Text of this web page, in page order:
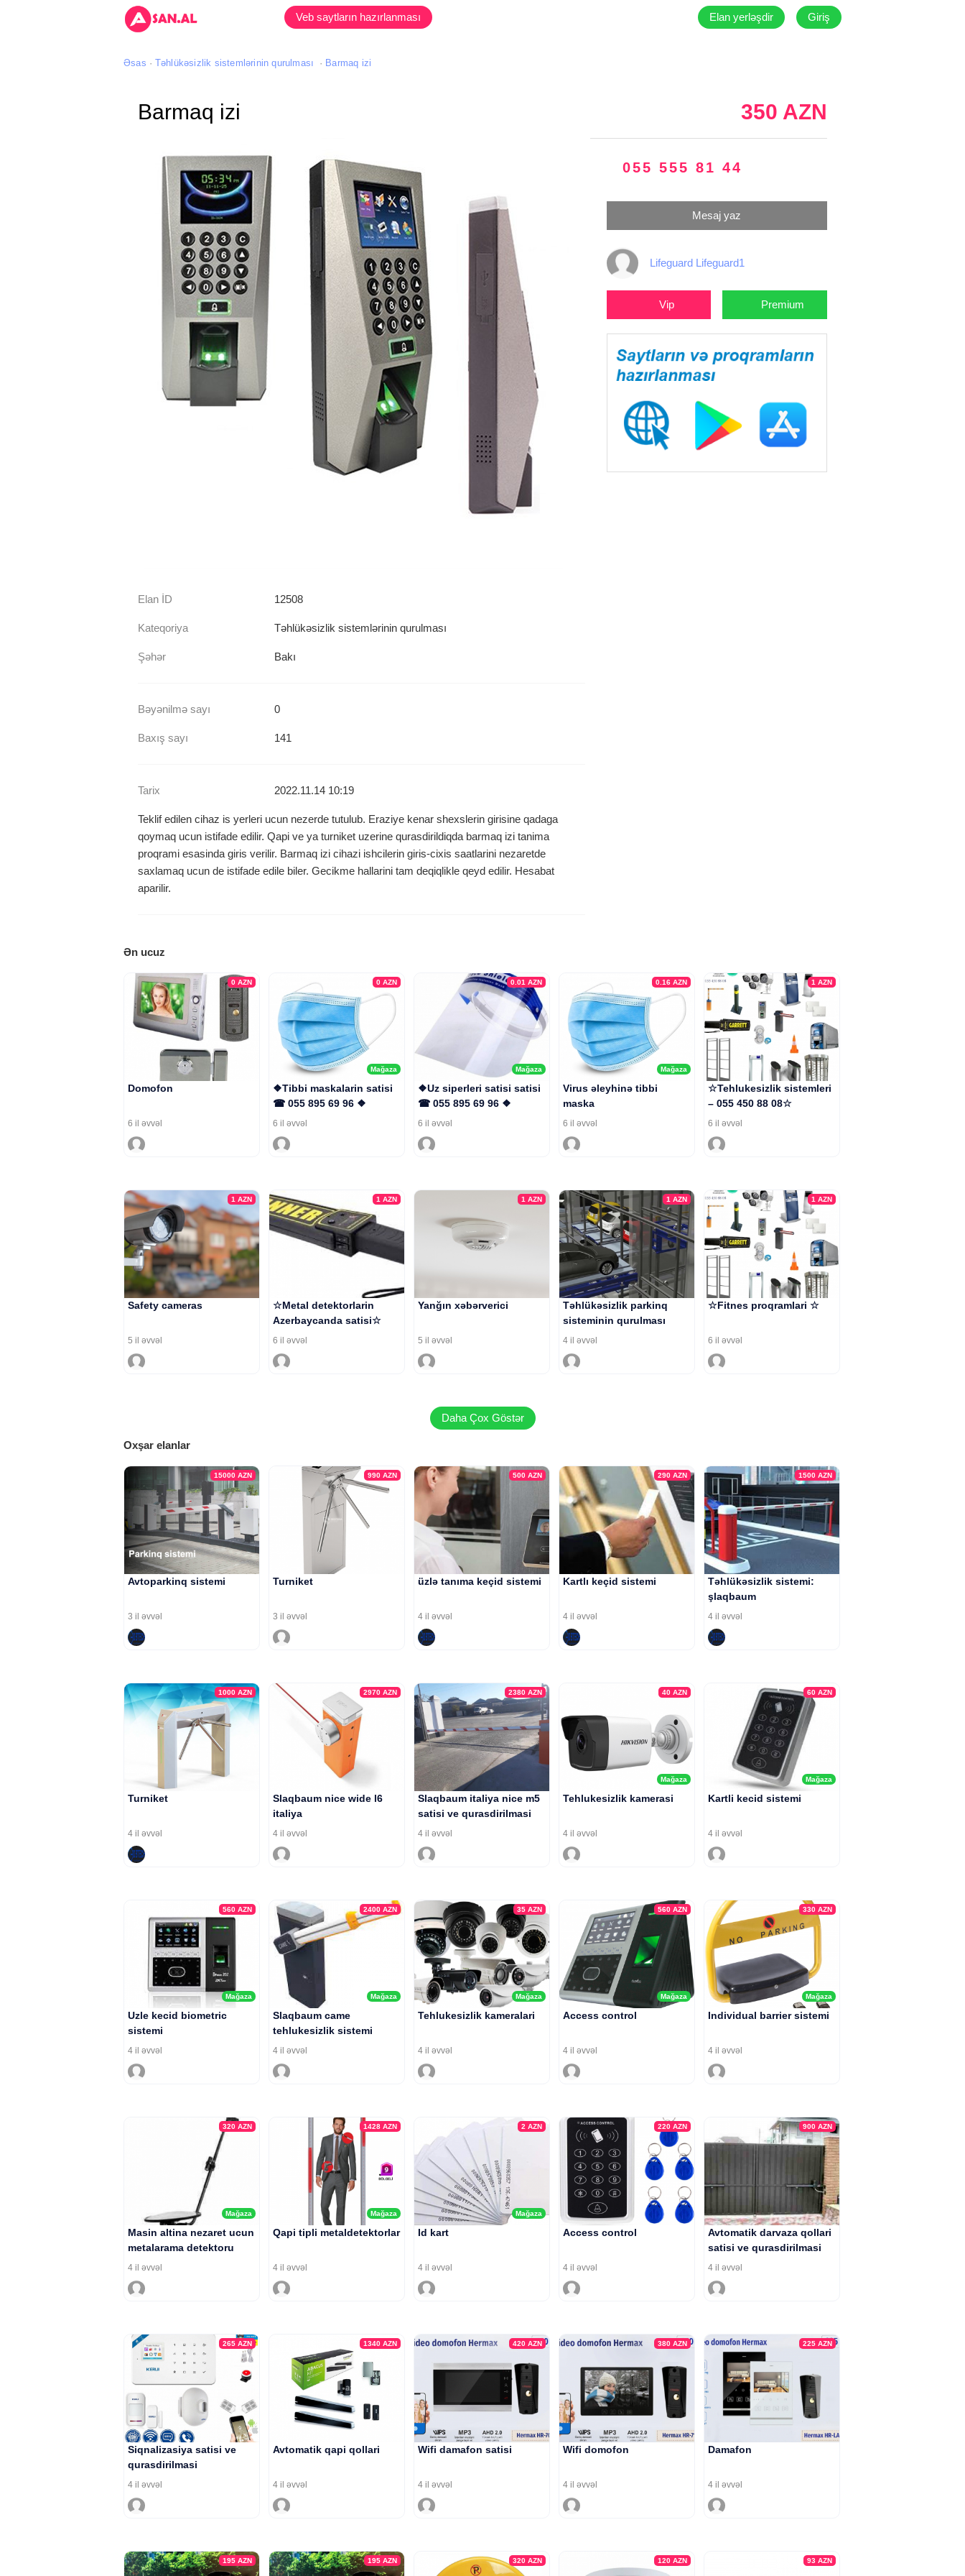
Elan yerləşdir Giriş
Veb saytların hazırlanması
Əsas Təhlükəsizlik sistemlərinin qurulması Barmaq izi
Barmaq izi
Elan İD 12508
Kateqoriya Təhlükəsizlik sistemlərinin qurulması
Şəhər Bakı
Bəyənilmə sayı 0
Baxış sayı 141
Tarix 2022.11.14 10:19
Teklif edilen cihaz is yerleri ucun nezerde tutulub. Eraziye kenar shexslerin girisine qadaga
qoymaq ucun istifade edilir. Qapi ve ya turniket uzerine qurasdirildiqda barmaq izi tanima
proqrami esasinda giris verilir. Barmaq izi cihazi ishcilerin giris-cixis saatlarini nezaretde
saxlamaq ucun de istifade edile biler. Gecikme hallarini tam deqiqlikle qeyd edilir. Hesabat
aparilir.
350 AZN
055 555 81 44
Mesaj yaz
Lifeguard Lifeguard1
Vip Premium
Ən ucuz
0 AZN
Domofon
6 il əvvəl
Mağaza
0 AZN
❖Tibbi maskalarin satisi
☎ 055 895 69 96 ❖
6 il əvvəl
Mağaza
0.01 AZN
❖Uz siperleri satisi satisi
☎ 055 895 69 96 ❖
6 il əvvəl
Mağaza
0.16 AZN
Virus əleyhinə tibbi
maska
6 il əvvəl
1 AZN
☆Tehlukesizlik sistemleri
– 055 450 88 08☆
6 il əvvəl
1 AZN
Safety cameras
5 il əvvəl
1 AZN
☆Metal detektorlarin
Azerbaycanda satisi☆
6 il əvvəl
1 AZN
Yanğın xəbərverici
5 il əvvəl
1 AZN
Təhlükəsizlik parkinq
sisteminin qurulması
4 il əvvəl
1 AZN
☆Fitnes proqramlari ☆
6 il əvvəl
Daha Çox Göstər
Oxşar elanlar
15000 AZN
Avtoparkinq sistemi
3 il əvvəl
990 AZN
Turniket
3 il əvvəl
500 AZN
üzlə tanıma keçid sistemi
4 il əvvəl
290 AZN
Kartlı keçid sistemi
4 il əvvəl
1500 AZN
Təhlükəsizlik sistemi:
şlaqbaum
4 il əvvəl
1000 AZN
Turniket
4 il əvvəl
2970 AZN
Slaqbaum nice wide l6
italiya
4 il əvvəl
2380 AZN
Slaqbaum italiya nice m5
satisi ve qurasdirilmasi
4 il əvvəl
Mağaza
40 AZN
Tehlukesizlik kamerasi
4 il əvvəl
Mağaza
60 AZN
Kartli kecid sistemi
4 il əvvəl
Mağaza
560 AZN
Uzle kecid biometric
sistemi
4 il əvvəl
Mağaza
2400 AZN
Slaqbaum came
tehlukesizlik sistemi
4 il əvvəl
Mağaza
35 AZN
Tehlukesizlik kameralari
4 il əvvəl
Mağaza
560 AZN
Access control
4 il əvvəl
Mağaza
330 AZN
Individual barrier sistemi
4 il əvvəl
Mağaza
320 AZN
Masin altina nezaret ucun
metalarama detektoru
4 il əvvəl
Mağaza
1428 AZN
Qapi tipli metaldetektorlar
4 il əvvəl
Mağaza
2 AZN
Id kart
4 il əvvəl
220 AZN
Access control
4 il əvvəl
900 AZN
Avtomatik darvaza qollari
satisi ve qurasdirilmasi
4 il əvvəl
265 AZN
Siqnalizasiya satisi ve
qurasdirilmasi
4 il əvvəl
1340 AZN
Avtomatik qapi qollari
4 il əvvəl
420 AZN
Wifi damafon satisi
4 il əvvəl
380 AZN
Wifi domofon
4 il əvvəl
225 AZN
Damafon
4 il əvvəl
195 AZN 195 AZN 320 AZN 120 AZN 93 AZN